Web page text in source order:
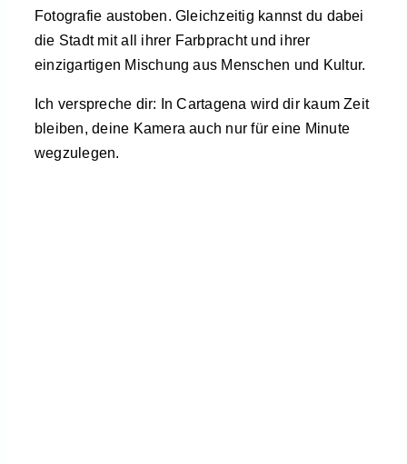
Fotografie austoben. Gleichzeitig kannst du dabei
die Stadt mit all ihrer Farbpracht und ihrer
einzigartigen Mischung aus Menschen und Kultur.
Ich verspreche dir: In Cartagena wird dir kaum Zeit
bleiben, deine Kamera auch nur für eine Minute
wegzulegen.